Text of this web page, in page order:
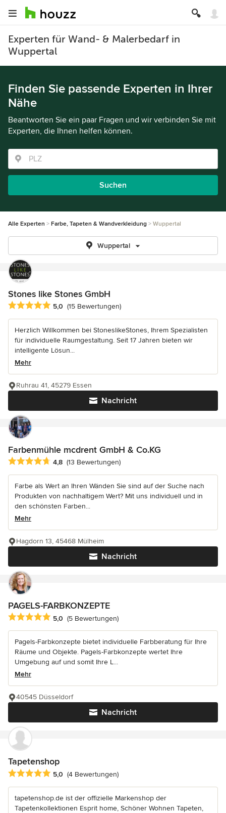
Experten für Wand- & Malerbedarf in
Wuppertal
Finden Sie passende Experten in Ihrer
Nähe
Beantworten Sie ein paar Fragen und wir verbinden Sie mit
Experten, die Ihnen helfen können.
Suchen
Alle Experten Farbe, Tapeten & Wandverkleidung Wuppertal
Wuppertal
Stones like Stones GmbH
Durchschnittliche Bewertung: 5 von 5 Sternen
5,0 (15 Bewertungen)
Herzlich Willkommen bei StoneslikeStones, Ihrem Spezialisten
für individuelle Raumgestaltung. Seit 17 Jahren bieten wir
intelligente Lösun...
Mehr
Nachricht
Ruhrau 41, 45279 Essen
Farbenmühle mcdrent GmbH & Co.KG
Durchschnittliche Bewertung: 4.8 von 5 Sternen
4,8 (13 Bewertungen)
Farbe als Wert an Ihren Wänden Sie sind auf der Suche nach
Produkten von nachhaltigem Wert? Mit uns individuell und in
den schönsten Farben...
Mehr
Nachricht
Hagdorn 13, 45468 Mülheim
PAGELS-FARBKONZEPTE
Durchschnittliche Bewertung: 5 von 5 Sternen
5,0 (5 Bewertungen)
Pagels-Farbkonzepte bietet individuelle Farbberatung für Ihre
Räume und Objekte. Pagels-Farbkonzepte wertet Ihre
Umgebung auf und somit Ihre L...
Mehr
Nachricht
40545 Düsseldorf
Tapetenshop
Durchschnittliche Bewertung: 5 von 5 Sternen
5,0 (4 Bewertungen)
tapetenshop.de ist der offizielle Markenshop der
Tapetenkollektionen Esprit home, Schöner Wohnen Tapeten,